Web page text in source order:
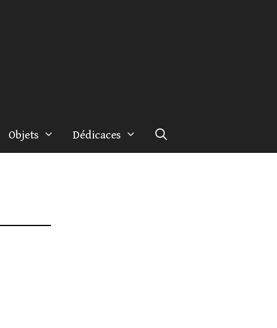
Objets Dédicaces